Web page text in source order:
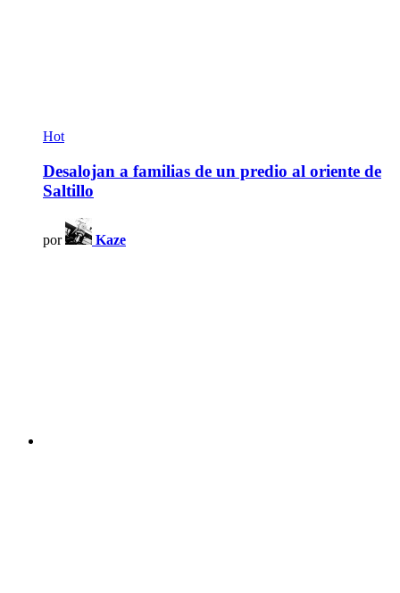
Hot
Desalojan a familias de un predio al oriente de
Saltillo
por Kaze